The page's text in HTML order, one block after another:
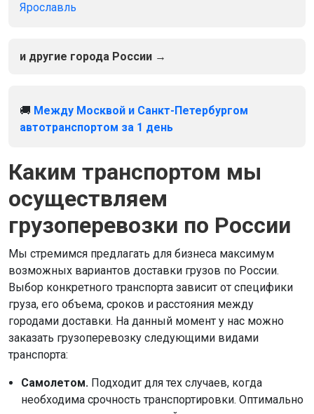
Ярославль
и другие города России →
🚚 Между Москвой и Санкт-Петербургом
автотранспортом за 1 день
Каким транспортом мы
осуществляем
грузоперевозки по России
Мы стремимся предлагать для бизнеса максимум
возможных вариантов доставки грузов по России.
Выбор конкретного транспорта зависит от специфики
груза, его объема, сроков и расстояния между
городами доставки. На данный момент у нас можно
заказать грузоперевозку следующими видами
транспорта:
Самолетом. Подходит для тех случаев, когда
необходима срочность транспортировки. Оптимально